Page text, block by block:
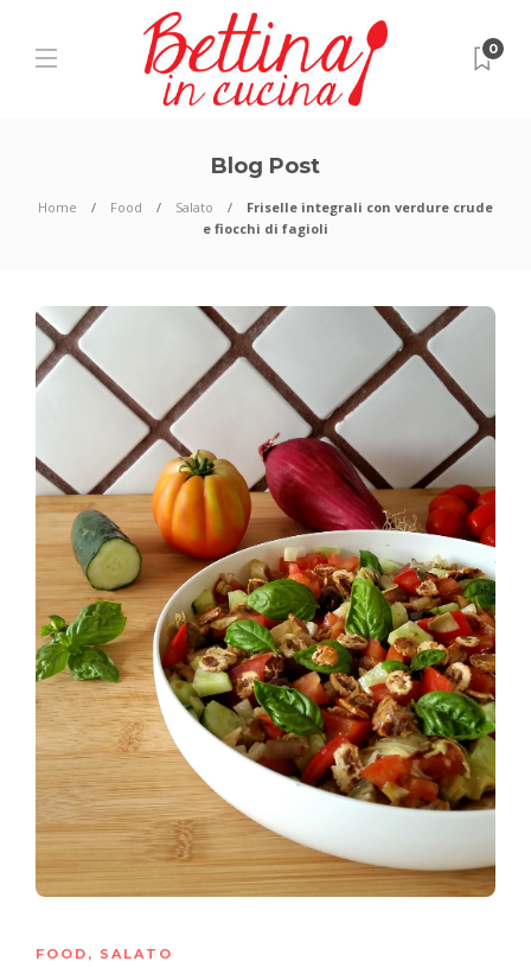
0
Blog Post
Home Food Salato
Friselle integrali con verdure crude
e fiocchi di fagioli
FOOD , SALATO